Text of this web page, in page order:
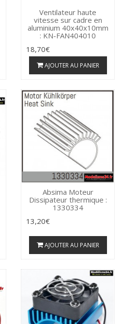
Ventilateur haute
vitesse sur cadre en
aluminium 40x40x10mm
: KN-FAN404010
18,70€
AJOUTER AU PANIER
Absima Moteur
Dissipateur thermique :
1330334
13,20€
AJOUTER AU PANIER